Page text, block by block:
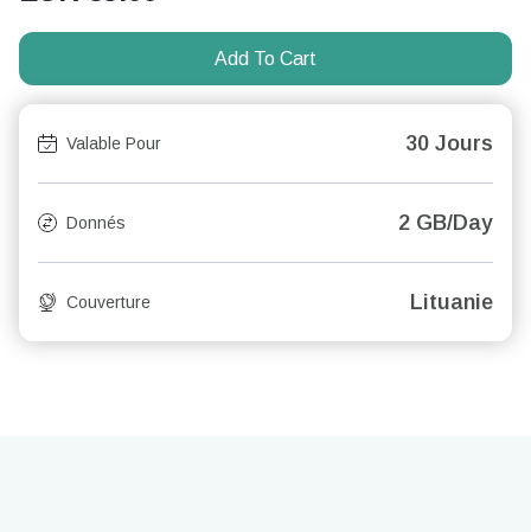
Add To Cart
Valable Pour 30 Jours
Donnés 2 GB/Day
Couverture Lituanie